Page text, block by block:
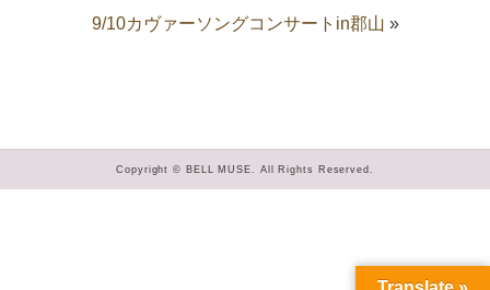
9/10カヴァーソングコンサートin郡山 »
Copyright © BELL MUSE. All Rights Reserved.